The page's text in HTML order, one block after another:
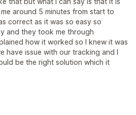
around 5 minutes from start to
correct as it was so easy so
and they took me through
how it worked so I knew it was
have issue with our tracking and I
be the right solution which it